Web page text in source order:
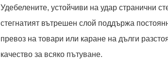
Удебелените, устойчиви на удар странични
стегнатият вътрешен слой поддържа
превоз на товари или каране на дълги
качество за всяко пътуване.